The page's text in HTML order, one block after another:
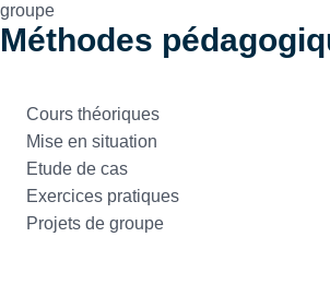
groupe
Méthodes
Cours théoriques
Mise en situation
Etude de cas
Exercices pratiques
Projets de groupe